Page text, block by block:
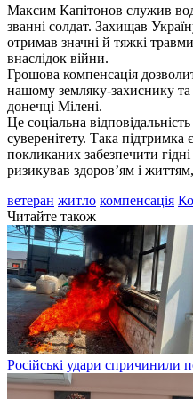
Максим Капітонов служив
званні солдат. Захищав
отримав значні й тяжкі
внаслідок війни.
Грошова компенсація
нашому земляку-захиснику та
донечці Мілені.
Це соціальна
суверенітету. Така
покликаних забезпечити
ризикував здоров’ям і
ветеран житло компенсація
Читайте також
Російські удари спричинили